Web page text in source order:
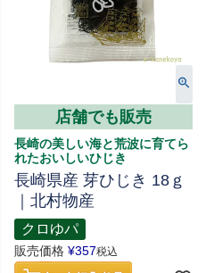
店舗でも販売
長崎の美しい海と荒波に育てら
れたおいしいひじき
長崎県産 芽ひじき 18ｇ
｜北村物産
クロゆパ
販売価格 ¥357税込